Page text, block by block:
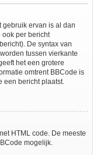
gebruik ervan is al dan
ook per bericht
De syntax van
tussen vierkante
het een grotere
omtrent BBCode is
een bericht plaatst.
HTML code. De meeste
mogelijk.